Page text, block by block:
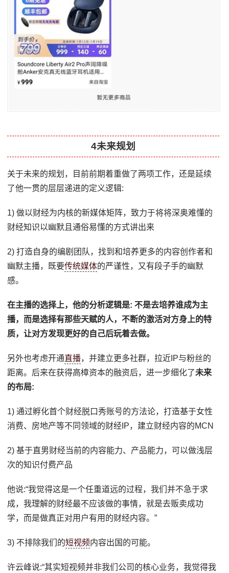
4未来规划
关于未来的规划，目前前期着重做了两项工作，还是延续
了他一贯的层层递进的定义逻辑:
1) 做以财经为内核的新媒体矩阵，致力于将将深奥难懂的
财经知识以幽默且通俗易懂的方式讲出来
2) 打造自身的编剧团队，找到和培养更多的内容创作者和
幽默主播，既要传统媒体的严谨性，又有段子手的幽默
感。
在主播的选择上，他的分析逻辑是: 不是去培养谁成为主
播，而是选择有那些天赋的人，不断的激活对方身上的特
质，让对方发现更好的自己后玩着去做。
另外也考虑开通直播，并建立更多社群，拉近IP与粉丝的
距离。后来在获得高樟资本的融资后，进一步细化了未来
的布局:
1) 通过孵化首个财经脱口秀账号的方法论，打造基于女性
消费、房地产等不同领域的财经IP，建立财经内容的MCN
2) 基于直男财经当前的内容能力、产品能力，可以做浅层
次的知识付费产品
他说:“我觉得这是一个任重道远的过程，我们并不急于求
成，我理解的财经最不应该做的事情，就是去贩卖成功
学，而是做真正对用户有用的财经内容。”
3) 不排除我们的短视频内容出国的可能。
许云峰说:“其实短视频并非我们公司的核心业务，我觉得我